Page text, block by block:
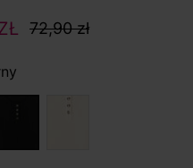
72,90 zł